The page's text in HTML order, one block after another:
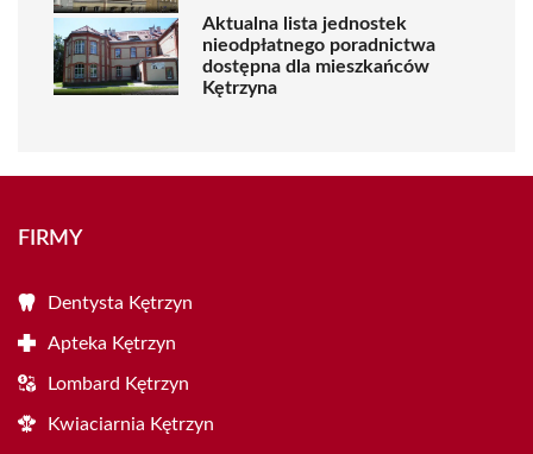
Aktualna lista jednostek
nieodpłatnego poradnictwa
dostępna dla mieszkańców
Kętrzyna
FIRMY
Dentysta Kętrzyn
Apteka Kętrzyn
Lombard Kętrzyn
Kwiaciarnia Kętrzyn